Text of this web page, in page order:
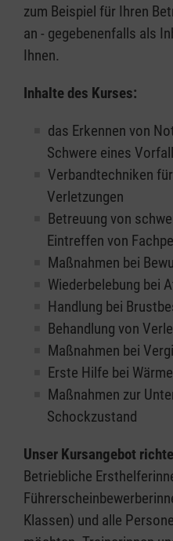
zum Beispiel für Ihren
an - gegebenenfalls als
Ihnen.
Inhalte des Kurses:
das Erkennen von
Schwere eines
Verbandtechniken
Verletzungen
Betreuung von
Eintreffen von
Maßnahmen bei
Wiederbelebung bei
Handlung bei
Behandlung von
Maßnahmen bei
Erste Hilfe bei
Maßnahmen zur
Schockzustand
Unser Kursangebot
Betriebliche
Klassen) und alle